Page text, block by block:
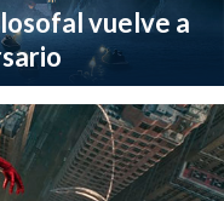
vuelve a